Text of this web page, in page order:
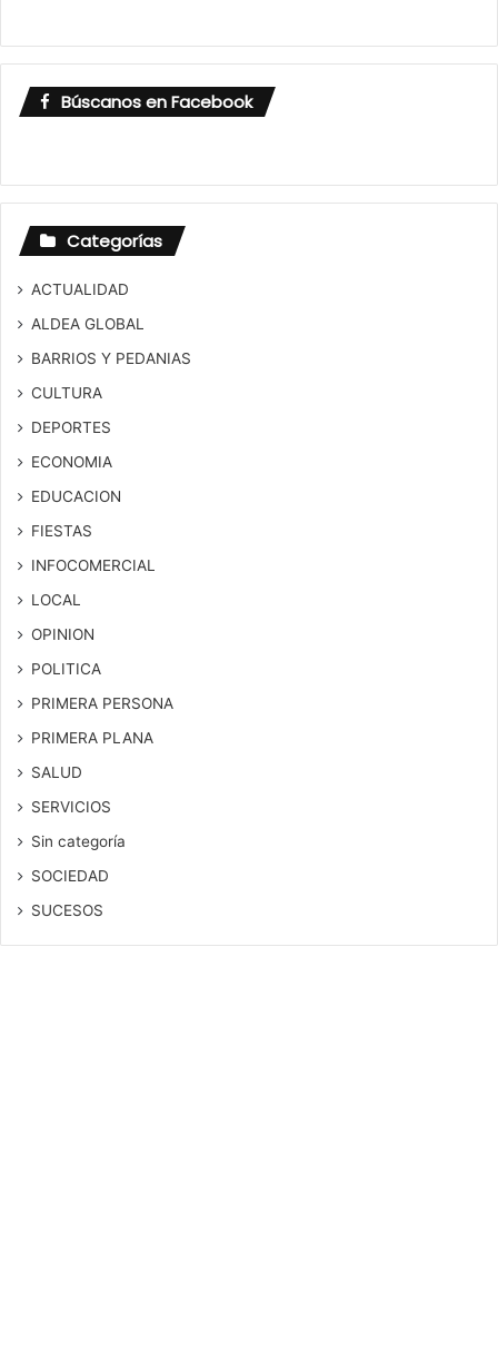
Búscanos en Facebook
Categorías
ACTUALIDAD
ALDEA GLOBAL
BARRIOS Y PEDANIAS
CULTURA
DEPORTES
ECONOMIA
EDUCACION
FIESTAS
INFOCOMERCIAL
LOCAL
OPINION
POLITICA
PRIMERA PERSONA
PRIMERA PLANA
SALUD
SERVICIOS
Sin categoría
SOCIEDAD
SUCESOS